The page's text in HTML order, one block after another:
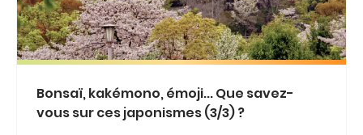
Bonsaï, kakémono, émoji... Que savez-
vous sur ces japonismes (3/3) ?